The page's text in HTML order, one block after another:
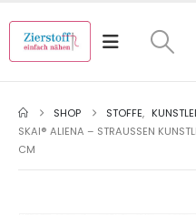
SHOP STOFFE,
SKAI® ALIENA – STRAUSSEN
M